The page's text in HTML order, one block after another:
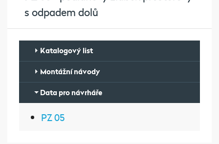
s odpadem dolů
Katalogový list
Montážní návody
Data pro návrháře
PZ 05